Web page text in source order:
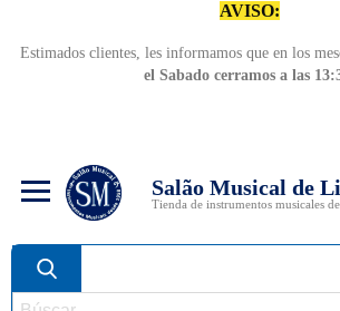
AVISO:
Estimados clientes, les informamos que en los
el Sabado cerramos a las
Salão Musical de
Tienda de instrumentos musicales